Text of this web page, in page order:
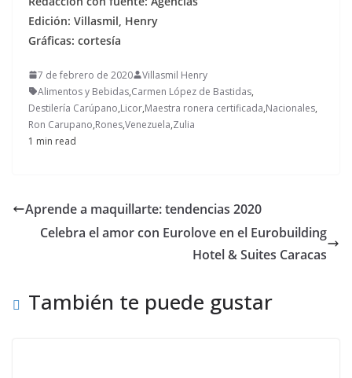
Edición: Villasmil, Henry
Gráficas: cortesía
7 de febrero de 2020
Villasmil Henry
Alimentos y Bebidas,Carmen López de Bastidas,
Destilería Carúpano,Licor,Maestra ronera certificada,Nacionales,
Ron Carupano,Rones,Venezuela,Zulia
1 min read
Aprende a maquillarte: tendencias 2020
Celebra el amor con Eurolove en el Eurobuilding
Hotel & Suites Caracas
También te puede gustar